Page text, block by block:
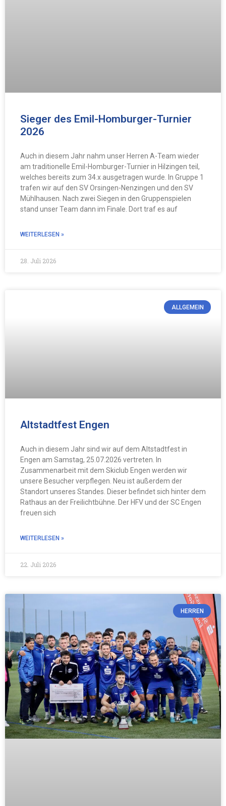
Sieger des Emil-Homburger-Turnier
2026
Auch in diesem Jahr nahm unser Herren A-Team wieder
am traditionelle Emil-Homburger-Turnier in Hilzingen teil,
welches bereits zum 34.x ausgetragen wurde. In Gruppe 1
trafen wir auf den SV Orsingen-Nenzingen und den SV
Mühlhausen. Nach zwei Siegen in den Gruppenspielen
stand unser Team dann im Finale. Dort traf es auf
WEITERLESEN »
28. Juli 2026
ALLGEMEIN
Altstadtfest Engen
Auch in diesem Jahr sind wir auf dem Altstadtfest in
Engen am Samstag, 25.07.2026 vertreten. In
Zusammenarbeit mit dem Skiclub Engen werden wir
unsere Besucher verpflegen. Neu ist außerdem der
Standort unseres Standes. Dieser befindet sich hinter dem
Rathaus an der Freilichtbühne. Der HFV und der SC Engen
freuen sich
WEITERLESEN »
22. Juli 2026
HERREN